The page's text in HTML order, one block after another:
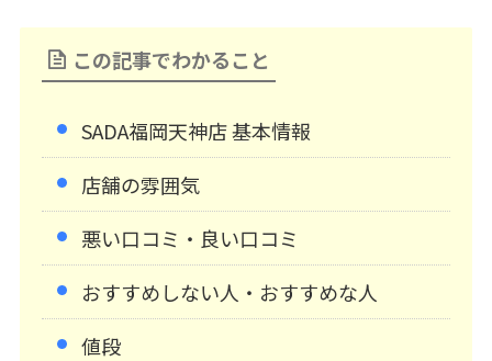
この記事でわかること
SADA福岡天神店 基本情報
店舗の雰囲気
悪い口コミ・良い口コミ
おすすめしない人・おすすめな人
値段